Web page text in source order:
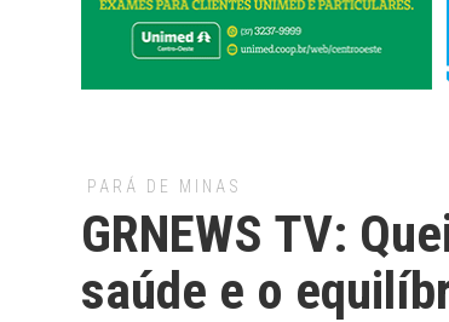
PARÁ DE MINAS
GRNEWS TV:
saúde e o